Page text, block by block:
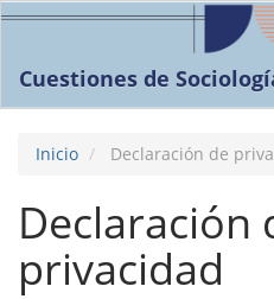
Navegación
principal
Barra
Cuestiones de
Inicio Declaración de
Declaración
privacidad